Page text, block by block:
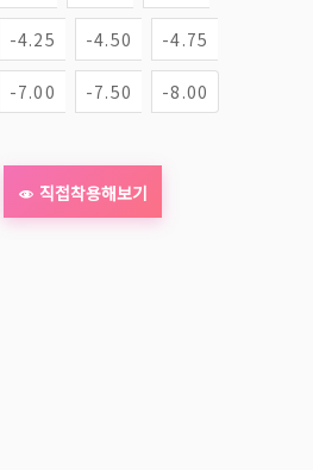
-4.25 -4.50 -4.75
-7.00 -7.50 -8.00
직접착용해보기